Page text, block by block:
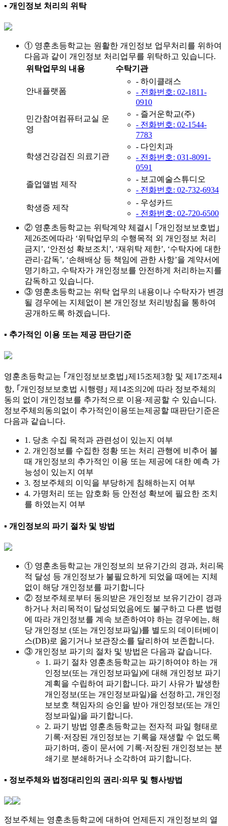
▪ 개인정보 처리의 위탁
① 영훈초등학교는 원활한 개인정보 업무처리를 위하여
다음과 같이 개인정보 처리업무를 위탁하고 있습니다.
위탁업무의 내용
수탁기관
안내플랫폼
- 하이클래스
- 전화번호: 02-1811-
0910
민간참여컴퓨터교실 운
영
- 즐거운학교(주)
- 전화번호: 02-1544-
7783
학생건강검진 의료기관
- 다인치과
- 전화번호: 031-8091-
0591
졸업앨범 제작
- 보고예술스튜디오
- 전화번호: 02-732-6934
학생증 제작
- 우성카드
- 전화번호: 02-720-6500
② 영훈초등학교는 위탁계약 체결시 ｢개인정보보호법｣
제26조에따라 ‘위탁업무의 수행목적 외 개인정보 처리
금지’, ‘안전성 확보조치’, ‘재위탁 제한’, ‘수탁자에 대한
관리·감독’, ‘손해배상 등 책임에 관한 사항’을 계약서에
명기하고, 수탁자가 개인정보를 안전하게 처리하는지를
감독하고 있습니다.
③ 영훈초등학교는 위탁 업무의 내용이나 수탁자가 변경
될 경우에는 지체없이 본 개인정보 처리방침을 통하여
공개하도록 하겠습니다.
▪ 추가적인 이용 또는 제공 판단기준
영훈초등학교는 ｢개인정보보호법｣제15조제3항 및 제17조제4
항, ｢개인정보보호법 시행령｣ 제14조의2에 따라 정보주체의
동의 없이 개인정보를 추가적으로 이용·제공할 수 있습니다.
정보주체의동의없이 추가적인이용또는제공할 때판단기준은
다음과 같습니다.
1. 당초 수집 목적과 관련성이 있는지 여부
2. 개인정보를 수집한 정황 또는 처리 관행에 비추어 볼
때 개인정보의 추가적인 이용 또는 제공에 대한 예측 가
능성이 있는지 여부
3. 정보주체의 이익을 부당하게 침해하는지 여부
4. 가명처리 또는 암호화 등 안전성 확보에 필요한 조치
를 하였는지 여부
▪ 개인정보의 파기 절차 및 방법
① 영훈초등학교는 개인정보의 보유기간의 경과, 처리목
적 달성 등 개인정보가 불필요하게 되었을 때에는 지체
없이 해당 개인정보를 파기합니다
② 정보주체로부터 동의받은 개인정보 보유기간이 경과
하거나 처리목적이 달성되었음에도 불구하고 다른 법령
에 따라 개인정보를 계속 보존하여야 하는 경우에는, 해
당 개인정보 (또는 개인정보파일)를 별도의 데이터베이
스(DB)로 옮기거나 보관장소를 달리하여 보존합니다.
③ 개인정보 파기의 절차 및 방법은 다음과 같습니다.
1. 파기 절차 영훈초등학교는 파기하여야 하는 개
인정보(또는 개인정보파일)에 대해 개인정보 파기
계획을 수립하여 파기합니다. 파기 사유가 발생한
개인정보(또는 개인정보파일)을 선정하고, 개인정
보보호 책임자의 승인을 받아 개인정보(또는 개인
정보파일)을 파기합니다.
2. 파기 방법 영훈초등학교는 전자적 파일 형태로
기록·저장된 개인정보는 기록을 재생할 수 없도록
파기하며, 종이 문서에 기록·저장된 개인정보는 분
쇄기로 분쇄하거나 소각하여 파기합니다.
▪ 정보주체와 법정대리인의 권리·의무 및 행사방법
정보주체는 영훈초등학교에 대하여 언제든지 개인정보의 열